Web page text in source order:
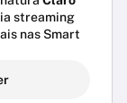
streaming
nas Smart